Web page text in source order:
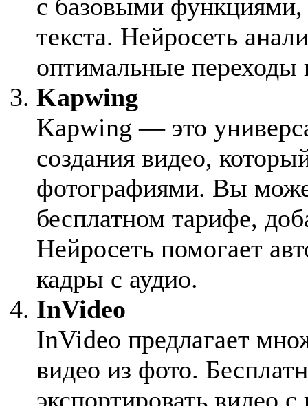
с базовыми
текста. Нейросеть
оптимальные
Kapwing
Kapwing — это
создания видео,
фотографиями. Вы
бесплатном тарифе,
Нейросеть помогает
кадры с аудио.
InVideo
InVideo предлагает
видео из фото.
экспортировать видео